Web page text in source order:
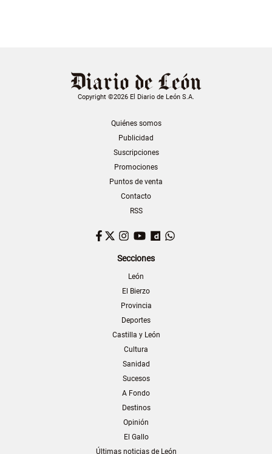
Copyright ©2026 El Diario de León S.A.
Quiénes somos
Publicidad
Suscripciones
Promociones
Puntos de venta
Contacto
RSS
Facebook
TwitterInstagram
YouTubeDailymotion
Secciones
León
El Bierzo
Provincia
Deportes
Castilla y León
Cultura
Sanidad
Sucesos
A Fondo
Destinos
Opinión
El Gallo
Últimas noticias de León